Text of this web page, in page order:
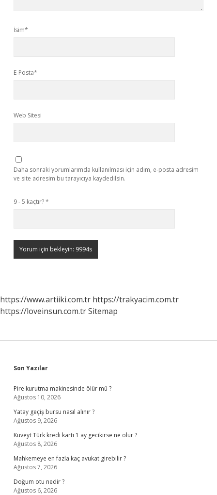
İsim*
E-Posta*
Web Sitesi
Daha sonraki yorumlarımda kullanılması için adım, e-posta adresim
ve site adresim bu tarayıcıya kaydedilsin.
9 - 5 kaçtır?*
https://www.artiiki.com.tr https://trakyacim.com.tr
https://loveinsun.com.trSitemap
Sidebar
Son Yazılar
Pire kurutma makinesinde ölür mü ?
Ağustos 10, 2026
Yatay geçiş bursu nasıl alınır ?
Ağustos 9, 2026
Kuveyt Türk kredi kartı 1 ay gecikirse ne olur ?
Ağustos 8, 2026
Mahkemeye en fazla kaç avukat girebilir ?
Ağustos 7, 2026
Doğum otu nedir ?
Ağustos 6, 2026